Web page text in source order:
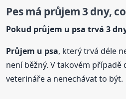
Pes má průjem 3 dny,
Pokud průjem u psa trvá 3
Průjem u psa, který trvá déle
není běžný. V takovém
veterináře a nenechávat to být.